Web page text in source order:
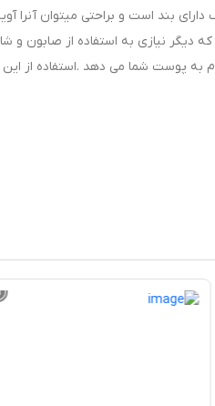
بند است و براحتی میتوان آنرا
که دیگر نیازی به استفاده از صابون
به پوست شما می دهد .استفاده از